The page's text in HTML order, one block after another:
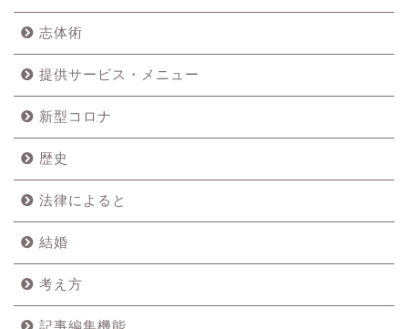
志体術
提供サービス・メニュー
新型コロナ
歴史
法律によると
結婚
考え方
記事編集機能